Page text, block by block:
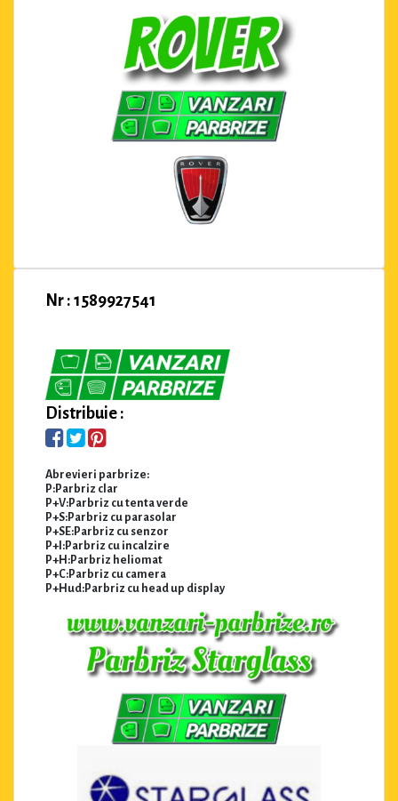
Nr : 1589927541
Distribuie :
Abrevieri parbrize:
P:Parbriz clar
P+V:Parbriz cu tenta verde
P+S:Parbriz cu parasolar
P+SE:Parbriz cu senzor
P+I:Parbriz cu incalzire
P+H:Parbriz heliomat
P+C:Parbriz cu camera
P+Hud:Parbriz cu head up display